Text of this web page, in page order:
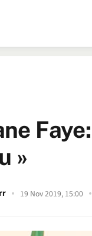
»
19 Nov 2019, 15:00